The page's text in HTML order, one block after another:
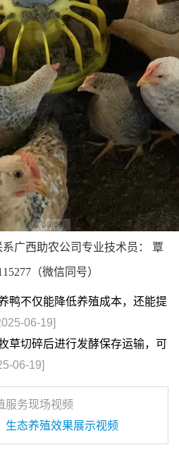
广西助农公司专业技术员： 覃
（微信同号）
鸭不仅能降低养殖成本，还能提
06-19]
草切碎后进行发酵保存运输，可
06-19]
服务现场视频
生态养殖效果展示视频